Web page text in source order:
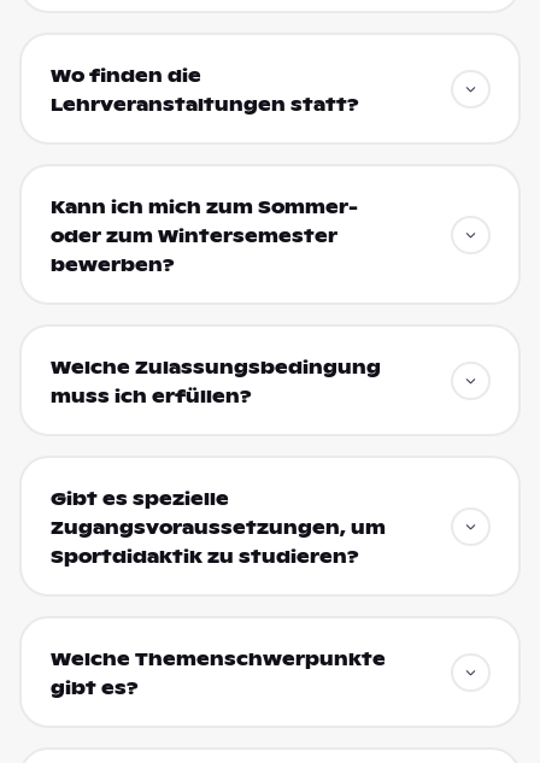
Wo finden die
Lehrveranstaltungen statt?
Kann ich mich zum Sommer-
oder zum Wintersemester
bewerben?
Welche Zulassungsbedingung
muss ich erfüllen?
Gibt es spezielle
Zugangsvoraussetzungen, um
Sportdidaktik zu studieren?
Welche Themenschwerpunkte
gibt es?